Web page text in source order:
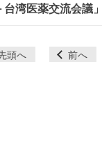
湾医薬交流会議」
頭へ 前へ